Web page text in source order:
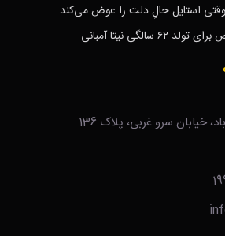
استایل حالِ دلت را عوض می‌کند
نیتا آمبانی
خیابان سرو غربی، پلاک 136